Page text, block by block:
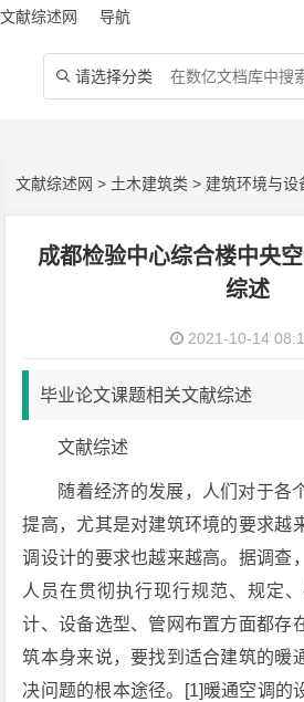
文献综述网 导航
 请选择分类
文献综述网 > 土木建筑类 > 建筑环境与设
成都检验中心综合楼中央
综述
2021-10-14
毕业论文课题相关文献综述
文献综述
随着经济的发展，人们对于各
提高，尤其是对建筑环境的要求越
调设计的要求也越来越高。据调查
人员在贯彻执行现行规范、规定
计、设备选型、管网布置方面都存
筑本身来说，要找到适合建筑的暖
决问题的根本途径。[1]暖通空调的